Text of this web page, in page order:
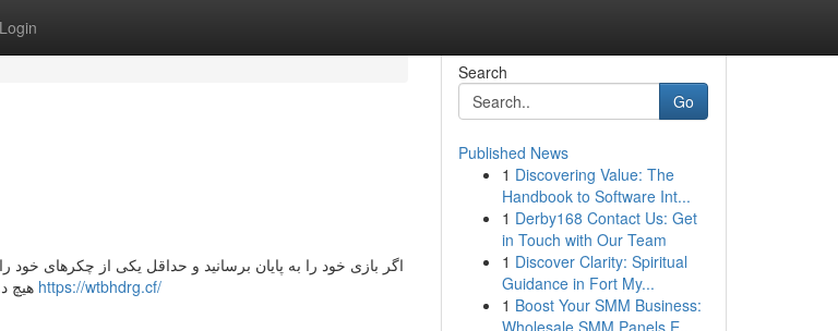
Login
اگر بازی خود را به پایان برسانید و حداقل یکی از چکرهای
https://wtbhdrg.cf/
Search
Go
Published News
1 Discovering Value: The
Handbook to Software Int...
1 Derby168 Contact Us: Get
in Touch with Our Team
1 Discover Clarity: Spiritual
Guidance in Fort My...
1 Boost Your SMM Business:
Wholesale SMM Panels E...